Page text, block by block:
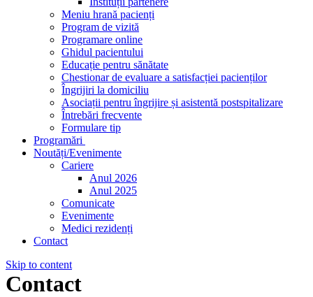
Meniu hrană pacienți
Program de vizită
Programare online
Ghidul pacientului
Educație pentru sănătate
Chestionar de evaluare a satisfacției pacienților
Îngrijiri la domiciliu
Asociații pentru îngrijire și asistentă postspitalizare
Întrebări frecvente
Formulare tip
Programări
Noutăți/Evenimente
Cariere
Anul 2026
Anul 2025
Comunicate
Evenimente
Medici rezidenți
Contact
Skip to content
Contact